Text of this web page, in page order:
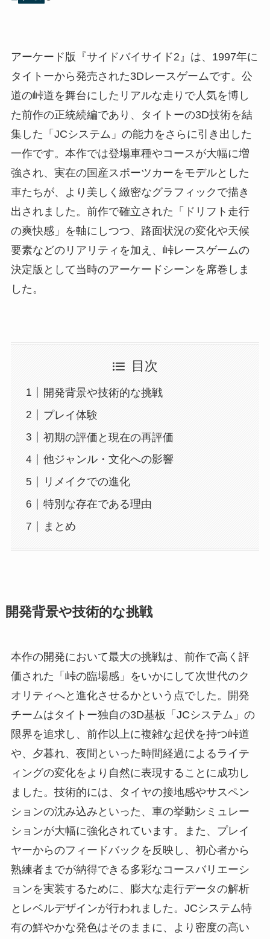
アーケード版『サイドバイサイド2』は、1997年に
タイトーから発売された3Dレースゲームです。公
道の峠道を舞台にしたリアルな走りで人気を博し
た前作の正統続編であり、タイトーの3D技術を結
集した「JCシステム」の能力をさらに引き出した
一作です。本作では登場車種やコースが大幅に増
強され、実在の国産スポーツカーをモデルとした
車たちが、より美しく緻密なグラフィックで描き
出されました。前作で確立された「ドリフト走行
の爽快感」を軸にしつつ、路面状況の変化や天候
要素などのリアリティを加え、峠レースゲームの
決定版として当時のアーケードシーンを席巻しま
した。
目次
開発背景や技術的な挑戦
プレイ体験
初期の評価と現在の再評価
他ジャンル・文化への影響
リメイクでの進化
特別な存在である理由
まとめ
開発背景や技術的な挑戦
本作の開発において最大の挑戦は、前作で高く評
価された「峠の臨場感」をいかにして次世代のク
オリティへと進化させるかという点でした。開発
チームはタイトー独自の3D基板「JCシステム」の
限界を追求し、前作以上に複雑な起伏を持つ峠道
や、夕暮れ、夜間といった時間経過によるライテ
ィングの変化をより自然に表現することに成功し
ました。技術的には、タイヤの接地感やサスペン
ションの沈み込みといった、車の挙動シミュレー
ションが大幅に強化されています。また、プレイ
ヤーからのフィードバックを反映し、初心者から
熟練者までが納得できる多彩なコースバリエーシ
ョンを実装するために、膨大な走行データの解析
とレベルデザインが行われました。JCシステム特
有の鮮やかな発色はそのままに、より密度の高い